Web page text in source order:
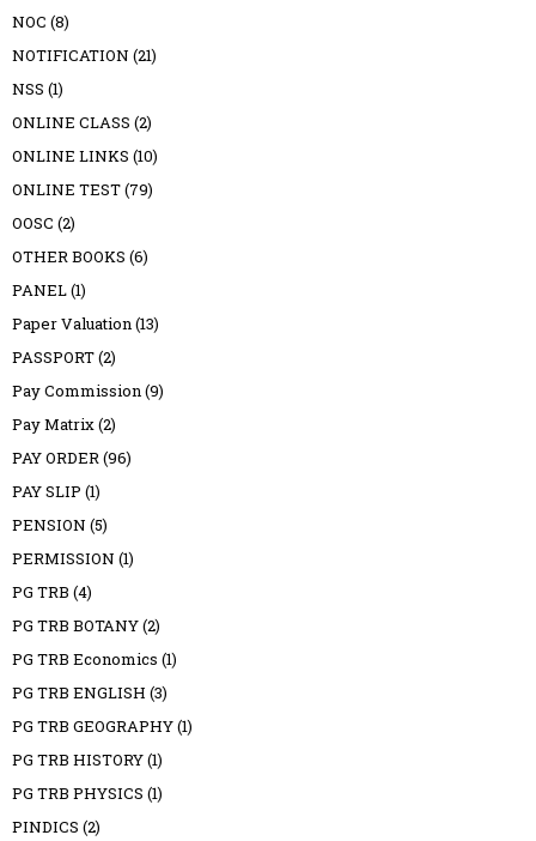
NOC (8)
NOTIFICATION (21)
NSS (1)
ONLINE CLASS (2)
ONLINE LINKS (10)
ONLINE TEST(79)
OOSC (2)
OTHER BOOKS (6)
PANEL(1)
Paper Valuation(13)
PASSPORT(2)
Pay Commission(9)
Pay Matrix(2)
PAY ORDER(96)
PAY SLIP (1)
PENSION (5)
PERMISSION (1)
PG TRB (4)
PG TRB BOTANY(2)
PG TRB Economics (1)
PG TRB ENGLISH (3)
PG TRB GEOGRAPHY(1)
PG TRB HISTORY(1)
PG TRB PHYSICS (1)
PINDICS (2)